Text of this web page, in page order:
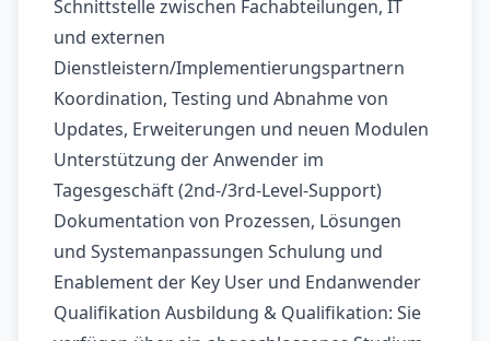
Schnittstelle zwischen Fachabteilungen, IT
und externen
Dienstleistern/Implementierungspartnern
Koordination, Testing und Abnahme von
Updates, Erweiterungen und neuen Modulen
Unterstützung der Anwender im
Tagesgeschäft (2nd-/3rd-Level-Support)
Dokumentation von Prozessen, Lösungen
und Systemanpassungen Schulung und
Enablement der Key User und Endanwender
Qualifikation Ausbildung & Qualifikation: Sie